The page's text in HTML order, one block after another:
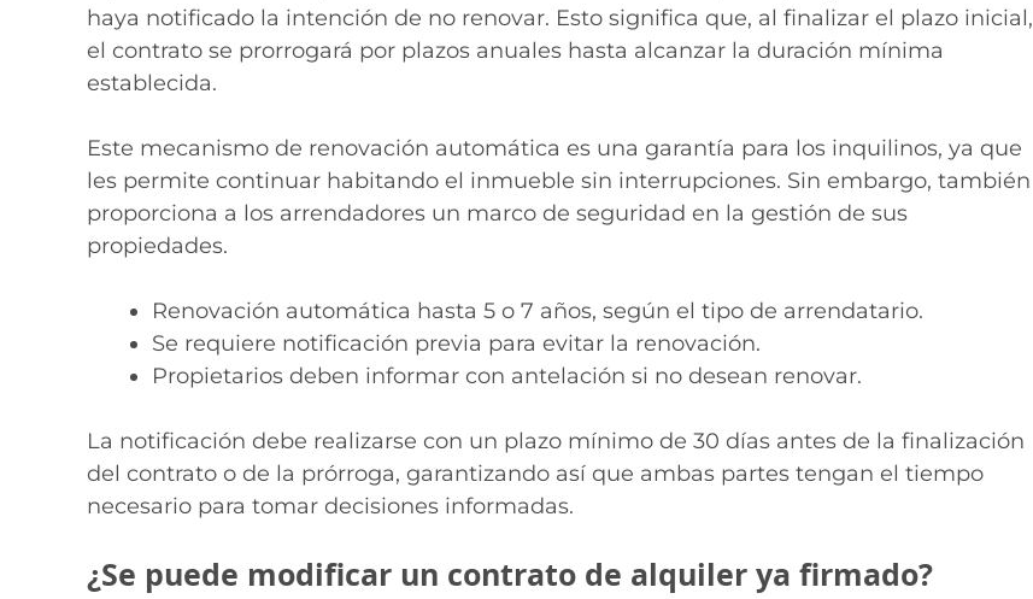
haya notificado la intención de no renovar. Esto significa que, al finalizar el plazo inicial,
el contrato se prorrogará por plazos anuales hasta alcanzar la duración mínima
establecida.
Este mecanismo de renovación automática es una garantía para los inquilinos, ya que
les permite continuar habitando el inmueble sin interrupciones. Sin embargo, también
proporciona a los arrendadores un marco de seguridad en la gestión de sus
propiedades.
Renovación automática hasta 5 o 7 años, según el tipo de arrendatario.
Se requiere notificación previa para evitar la renovación.
Propietarios deben informar con antelación si no desean renovar.
La notificación debe realizarse con un plazo mínimo de 30 días antes de la finalización
del contrato o de la prórroga, garantizando así que ambas partes tengan el tiempo
necesario para tomar decisiones informadas.
¿Se puede modificar un contrato de alquiler ya firmado?